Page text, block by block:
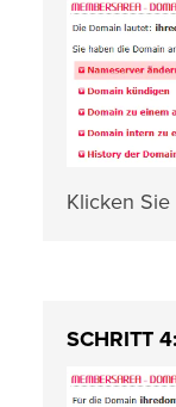
Klicken Sie
SCHRITT 4: